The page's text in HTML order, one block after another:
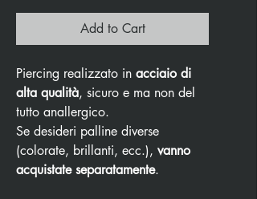
Add to Cart
Piercing realizzato in acciaio di
alta qualità, sicuro e ma non del
tutto anallergico.
Se desideri palline diverse
(colorate, brillanti, ecc.), vanno
acquistate separatamente.